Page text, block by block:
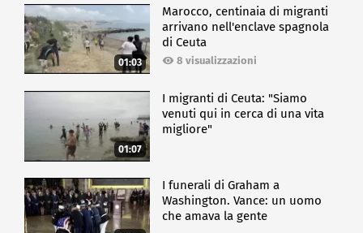
01:03
Marocco, centinaia di migranti
arrivano nell'enclave spagnola
di Ceuta
8 visualizzazioni
01:07
I migranti di Ceuta: "Siamo
venuti qui in cerca di una vita
migliore"
I funerali di Graham a
Washington. Vance: un uomo
che amava la gente